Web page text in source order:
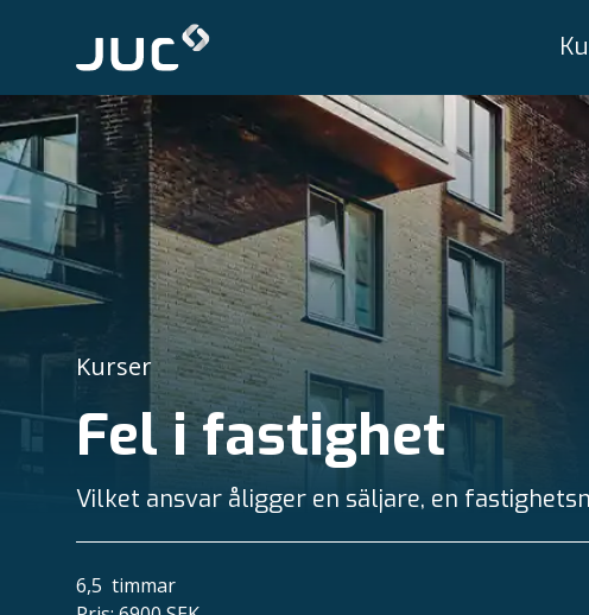
Kurser
Fel i fastighet
Vilket ansvar åligger en säljare, en
6,5 timmar